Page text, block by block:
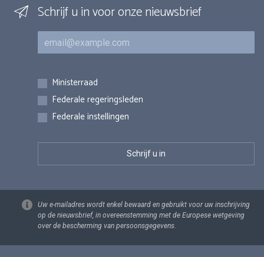
Schrijf u in voor onze nieuwsbrief
E-mail
Inschrijvingen
Ministerraad
Federale regeringsleden
Federale instellingen
Uw e-mailadres wordt enkel bewaard en gebruikt voor uw inschrijving
op de nieuwsbrief, in overeenstemming met de Europese wetgeving
over de bescherming van persoonsgegevens.